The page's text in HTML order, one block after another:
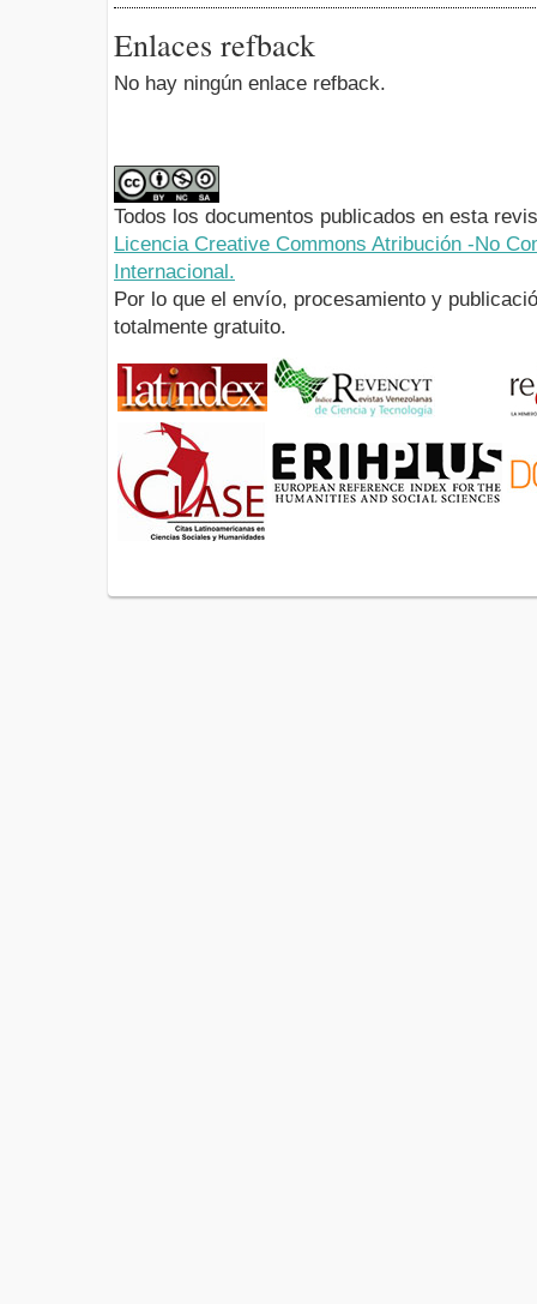
Enlaces refback
No hay ningún enlace refback.
Todos los documentos publicados en esta
Licencia Creative Commons Atribución -No
Internacional.
Por lo que el envío, procesamiento y
totalmente gratuito.